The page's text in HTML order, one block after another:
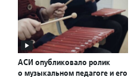
АСИ опубликовало ролик
о музыкальном педагоге и его